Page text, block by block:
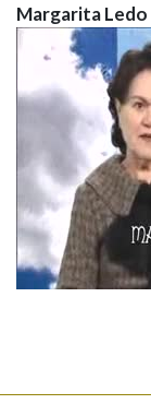
Margarita